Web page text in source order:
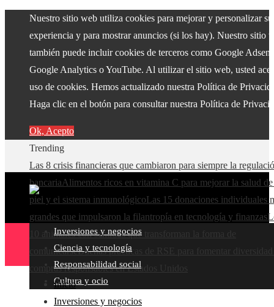
Nuestro sitio web utiliza cookies para mejorar y personalizar su
experiencia y para mostrar anuncios (si los hay). Nuestro sitio
también puede incluir cookies de terceros como Google
Google Analytics o YouTube. Al utilizar el sitio web, usted
uso de cookies. Hemos actualizado nuestra Política de
Haga clic en el botón para consultar nuestra Política de
Ok, Acepto
Trending
Las 8 crisis financieras que cambiaron para siempre la
bancariaAlimentos ricos en vitamina C para mejorar la salud
piel y el sistema inmunológicoLas 15 donaciones individuales
grandes que impulsaron la filantropía en tecnología y finanzas
10 animales con sentidos que transforman la forma de
comunicarseBuenas prácticas de RSE para fomentar
compras responsables en Estados Unidos
Inversiones y negocios
Ciencia y tecnología
Responsabilidad social
Cultura y ocio
Inicio
Inversiones y negocios